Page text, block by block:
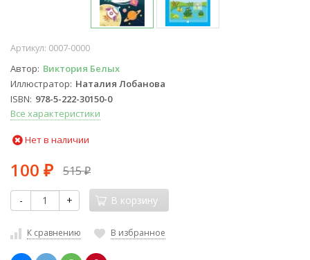
Артикул: 0007-0000
Автор Виктория Белых
Иллюстратор Наталия Лобанова
ISBN 978-5-222-30150-0
Все характеристики
Нет в наличии
100 ₽ 515₽
- + В корзину
К сравнению В избранное